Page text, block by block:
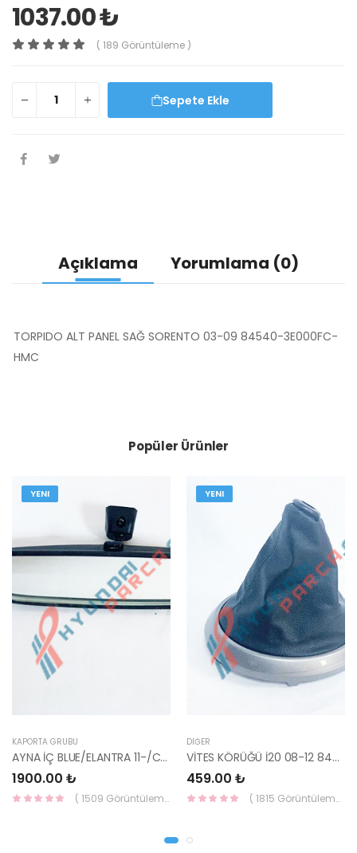
1037.00 ₺
( 189 Görüntüleme )
Sepete Ekle
Açıklama Yorumlama (0)
TORPIDO ALT PANEL SAĞ SORENTO 03-09 84540-3E000FC-
HMC
Popüler Ürünler
YENI
KAPORTA GRUBU
AYNA İÇ BLUE/ELANTRA 11-/CEED 10-/RİO 12-/SPORTAGE 11- 85101-3X100-HMC
1900.00 ₺
( 1509 Görüntüleme )
YENI
DIĞER
VİTES KÖRÜĞÜ İ20 08-12 84640-1J000-YS
459.00 ₺
( 1815 Görüntüleme )